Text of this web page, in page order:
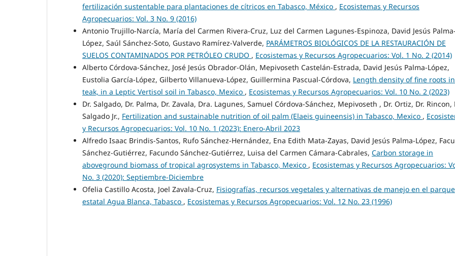
fertilización sustentable para plantaciones de cítricos en Tabasco, México , Ecosistemas y Recursos
Agropecuarios: Vol. 3 No. 9 (2016)
Antonio Trujillo-Narcía, María del Carmen Rivera-Cruz, Luz del Carmen Lagunes-Espinoza, David Jesús Palma-
López, Saúl Sánchez-Soto, Gustavo Ramírez-Valverde, PARÁMETROS BIOLÓGICOS DE LA RESTAURACIÓN DE
SUELOS CONTAMINADOS POR PETRÓLEO CRUDO , Ecosistemas y Recursos Agropecuarios: Vol. 1 No. 2 (2014)
Alberto Córdova-Sánchez, José Jesús Obrador-Olán, Mepivoseth Castelán-Estrada, David Jesús Palma-López,
Eustolia García-López, Gilberto Villanueva-López, Guillermina Pascual-Córdova, Length density of fine roots in
teak, in a Leptic Vertisol soil in Tabasco, Mexico , Ecosistemas y Recursos Agropecuarios: Vol. 10 No. 2 (2023)
Dr. Salgado, Dr. Palma, Dr. Zavala, Dra. Lagunes, Samuel Córdova-Sánchez, Mepivoseth , Dr. Ortiz, Dr. Rincon,
Salgado Jr., Fertilization and sustainable nutrition of oil palm (Elaeis guineensis) in Tabasco, Mexico ,
y Recursos Agropecuarios: Vol. 10 No. 1 (2023): Enero-Abril 2023
Alfredo Isaac Brindis-Santos, Rufo Sánchez-Hernández, Ena Edith Mata-Zayas, David Jesús Palma-López,
Sánchez-Gutiérrez, Facundo Sánchez-Gutiérrez, Luisa del Carmen Cámara-Cabrales, Carbon storage in
aboveground biomass of tropical agrosystems in Tabasco, Mexico , Ecosistemas y Recursos Agropecuarios:
No. 3 (2020): Septiembre-Diciembre
Ofelia Castillo Acosta, Joel Zavala-Cruz, Fisiografías, recursos vegetales y alternativas de manejo en el parque
estatal Agua Blanca, Tabasco , Ecosistemas y Recursos Agropecuarios: Vol. 12 No. 23 (1996)